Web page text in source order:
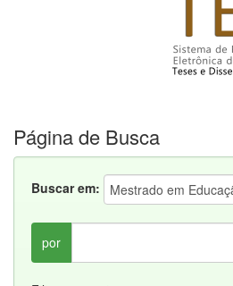
Página de Busca
Buscar em:
por